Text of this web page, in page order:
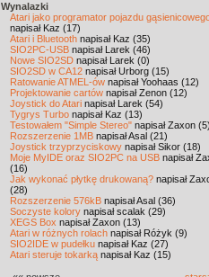
Wynalazki
Atari jako programator pojazdu
napisał Kaz (17)
Atari i Bluetooth napisał Kaz (35)
SIO2PC-USB napisał Larek (46)
Nowe SIO2SD napisał Larek (0)
SIO2SD w CA12 napisał Urborg (15)
Ratowanie ATMEL-ów napisał Yoohaas (12)
Projektowanie cartów napisał Zenon (12)
Joystick do Atari napisał Larek (54)
Tygrys Turbo napisał Kaz (13)
Testowałem "Simple Stereo" napisał Zaxon (5)
Rozszerzenie 1MB napisał Asal (21)
Joystick trzyprzyciskowy napisał Sikor (18)
Moje MyIDE oraz SIO2PC na USB napisał
(16)
Jak wykonać płytkę drukowaną? napisał
(28)
Rozszerzenie 576kB napisał Asal (36)
Soczyste kolory napisał scalak (29)
XEGS Box napisał Zaxon (13)
Atari w różnych rolach napisał Różyk (9)
SIO2IDE w pudełku napisał Kaz (27)
Atari steruje tokarką napisał Kaz (15)